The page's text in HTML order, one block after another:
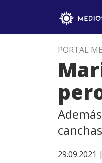
PORTAL
29.09.2021 |